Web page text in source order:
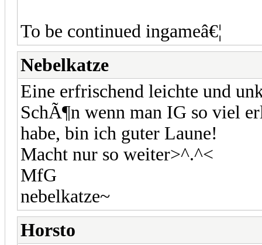
To be continued ingameâ€¦
Nebelkatze
Eine erfrischend leichte und
SchÃ¶n wenn man IG so viel
habe, bin ich guter Laune!
Macht nur so weiter>^.^<
MfG
nebelkatze~
Horsto